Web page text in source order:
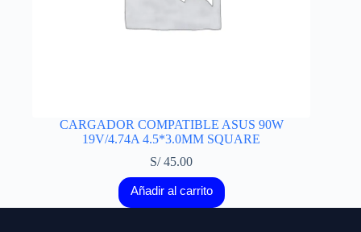
CARGADOR COMPATIBLE ASUS 90W
19V/4.74A 4.5*3.0MM SQUARE
S/45.00
Añadir al carrito